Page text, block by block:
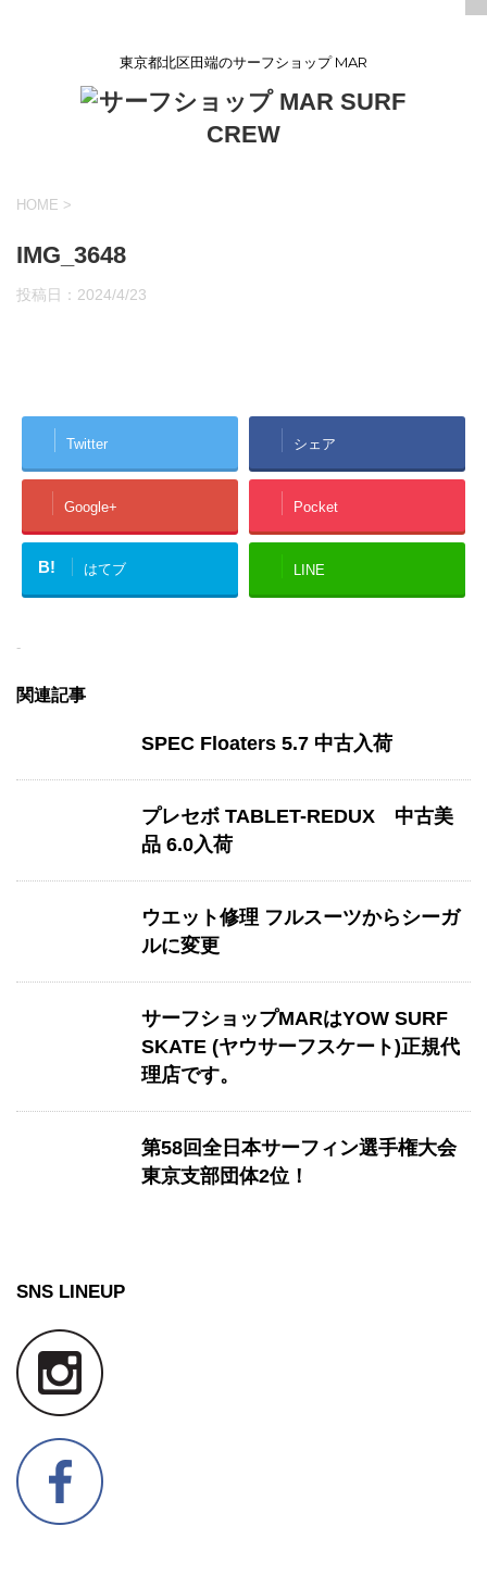
東京都北区田端のサーフショップ MAR
HOME >
IMG_3648
投稿日： 2024/4/23
Twitter シェア
Google+ Pocket
B! はてブ LINE
-
関連記事
SPEC Floaters 5.7 中古入荷
プレセボ TABLET-REDUX 中古美
品 6.0入荷
ウエット修理 フルスーツからシーガ
ルに変更
サーフショップMARはYOW SURF
SKATE (ヤウサーフスケート)正規代
理店です。
第58回全日本サーフィン選手権大会
東京支部団体2位！
SNS LINEUP